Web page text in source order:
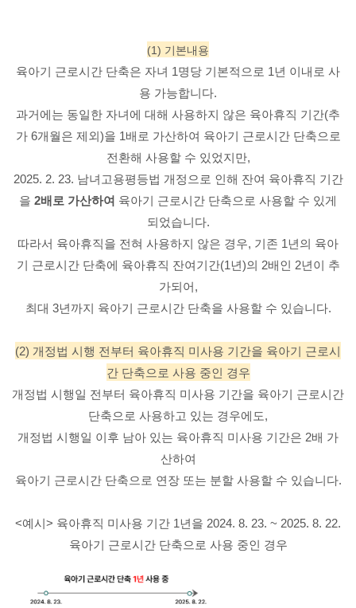
(1) 기본내용
육아기 근로시간 단축은 자녀 1명당 기본적으로 1년 이내로 사
용 가능합니다.
과거에는 동일한 자녀에 대해 사용하지 않은 육아휴직 기간(추
가 6개월은 제외)을 1배로 가산하여 육아기 근로시간 단축으로
전환해 사용할 수 있었지만,
2025. 2. 23. 남녀고용평등법 개정으로 인해 잔여 육아휴직 기간
을 2배로 가산하여 육아기 근로시간 단축으로 사용할 수 있게
되었습니다.
따라서 육아휴직을 전혀 사용하지 않은 경우, 기존 1년의 육아
기 근로시간 단축에 육아휴직 잔여기간(1년)의 2배인 2년이 추
가되어,
최대 3년까지 육아기 근로시간 단축을 사용할 수 있습니다.
(2) 개정법 시행 전부터 육아휴직 미사용 기간을 육아기 근로시
간 단축으로 사용 중인 경우
개정법 시행일 전부터 육아휴직 미사용 기간을 육아기 근로시간
단축으로 사용하고 있는 경우에도,
개정법 시행일 이후 남아 있는 육아휴직 미사용 기간은 2배 가
산하여
육아기 근로시간 단축으로 연장 또는 분할 사용할 수 있습니다.
<예시> 육아휴직 미사용 기간 1년을 2024. 8. 23. ~ 2025. 8. 22.
육아기 근로시간 단축으로 사용 중인 경우